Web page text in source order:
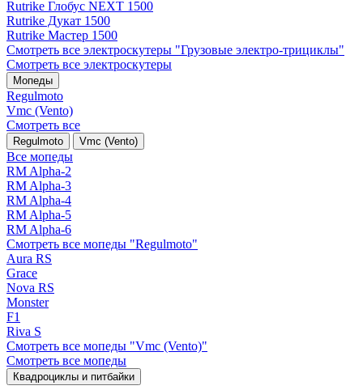
Rutrike Глобус NEXT 1500
Rutrike Дукат 1500
Rutrike Мастер 1500
Смотреть все электро­скутеры "Грузовые электро‑трициклы"
Смотреть все электро­скутеры
Мопеды
Regulmoto
Vmc (Vento)
Смотреть все
Regulmoto Vmc (Vento)
Все мопеды
RM Alpha-2
RM Alpha-3
RM Alpha-4
RM Alpha-5
RM Alpha-6
Смотреть все мопеды "Regulmoto"
Aura RS
Grace
Nova RS
Monster
F1
Riva S
Смотреть все мопеды "Vmc (Vento)"
Смотреть все мопеды
Квадроциклы и питбайки